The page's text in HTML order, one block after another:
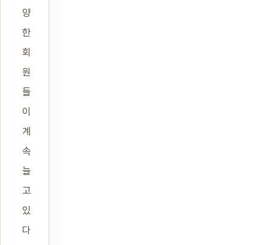
양
한
회
원
들
이
계
속
늘
고
있
다